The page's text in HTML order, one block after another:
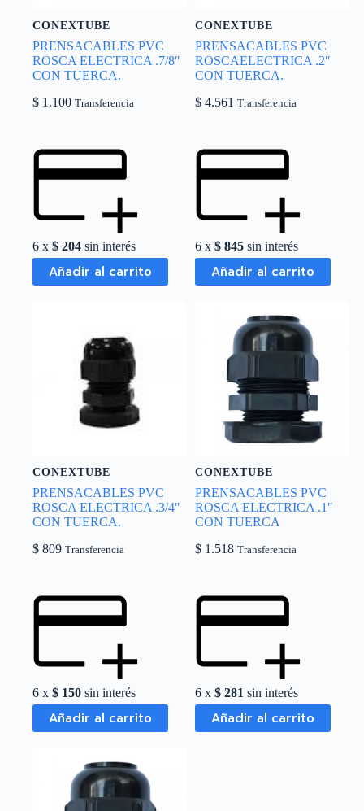
CONEXTUBE
PRENSACABLES PVC
ROSCA ELECTRICA .7/8″
CON TUERCA.
$ 1.100 Transferencia
6 x $ 204 sin interés
Añadir al carrito
CONEXTUBE
PRENSACABLES PVC
ROSCAELECTRICA .2″
CON TUERCA.
$ 4.561 Transferencia
6 x$ 845 sin interés
Añadir al carrito
CONEXTUBE
PRENSACABLES PVC
ROSCA ELECTRICA .3/4″
CON TUERCA.
$ 809 Transferencia
6 x $ 150 sin interés
Añadir al carrito
CONEXTUBE
PRENSACABLES PVC
ROSCA ELECTRICA .1″
CON TUERCA
$ 1.518 Transferencia
6 x$ 281 sin interés
Añadir al carrito